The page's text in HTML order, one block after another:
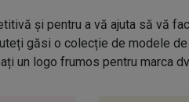
și pentru a vă ajuta să vă
găsi o colecție de modele
un logo frumos pentru marca